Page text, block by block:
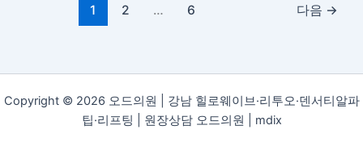
1 2 … 6 다음 →
Copyright © 2026 오드의원 | 강남 힐로웨이브·리투오·덴서티알파
팁·리프팅 | 원장상담 오드의원 | mdix